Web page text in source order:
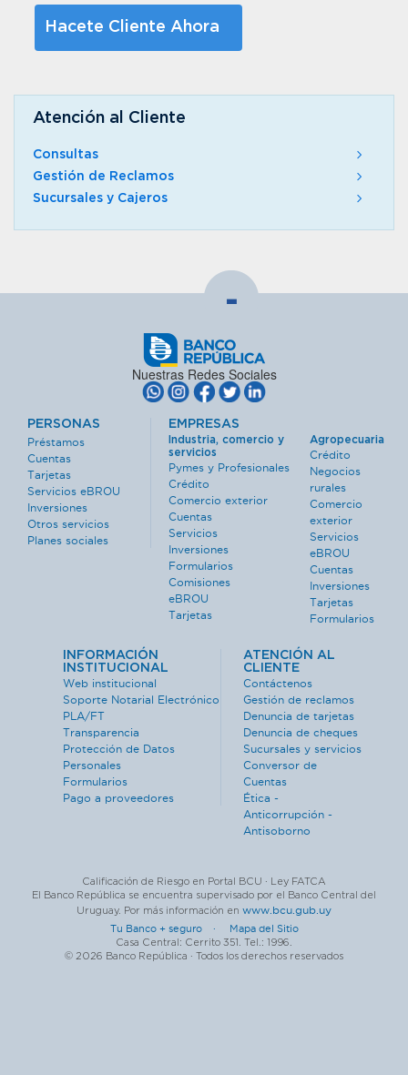
Hacete Cliente Ahora
Atención al Cliente
Consultas
Gestión de Reclamos
Sucursales y Cajeros
-
Nuestras Redes Sociales
PERSONAS
Préstamos
Cuentas
Tarjetas
Servicios eBROU
Inversiones
Otros servicios
Planes sociales
EMPRESAS
Industria, comercio y
servicios
Pymes y Profesionales
Crédito
Comercio exterior
Cuentas
Servicios
Inversiones
Formularios
Comisiones
eBROU
Tarjetas
Agropecuaria
Crédito
Negocios
rurales
Comercio
exterior
Servicios
eBROU
Cuentas
Inversiones
Tarjetas
Formularios
INFORMACIÓN
INSTITUCIONAL
Web institucional
Soporte Notarial Electrónico
PLA/FT
Transparencia
Protección de Datos
Personales
Formularios
Pago a proveedores
ATENCIÓN AL
CLIENTE
Contáctenos
Gestión de reclamos
Denuncia de tarjetas
Denuncia de cheques
Sucursales y servicios
Conversor de
Cuentas
Ética -
Anticorrupción -
Antisoborno
Calificación de Riesgo en Portal BCU · Ley FATCA
El Banco República se encuentra supervisado por el Banco Central del
Uruguay. Por más información en www.bcu.gub.uy
Tu Banco + seguro · Mapa del Sitio
Casa Central: Cerrito 351. Tel.: 1996.
© 2026 Banco República · Todos los derechos reservados